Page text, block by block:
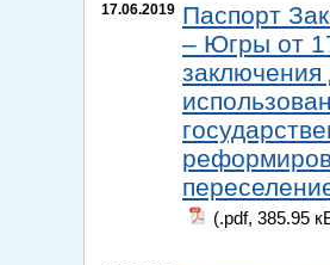
17.06.2019 Паспорт
– Югры от
заключения
(.pdf, 385.95